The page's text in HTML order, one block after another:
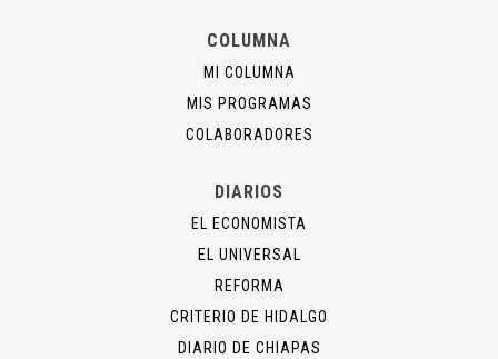
COLUMNA
MI COLUMNA
MIS PROGRAMAS
COLABORADORES
DIARIOS
EL ECONOMISTA
EL UNIVERSAL
REFORMA
CRITERIO DE HIDALGO
DIARIO DE CHIAPAS